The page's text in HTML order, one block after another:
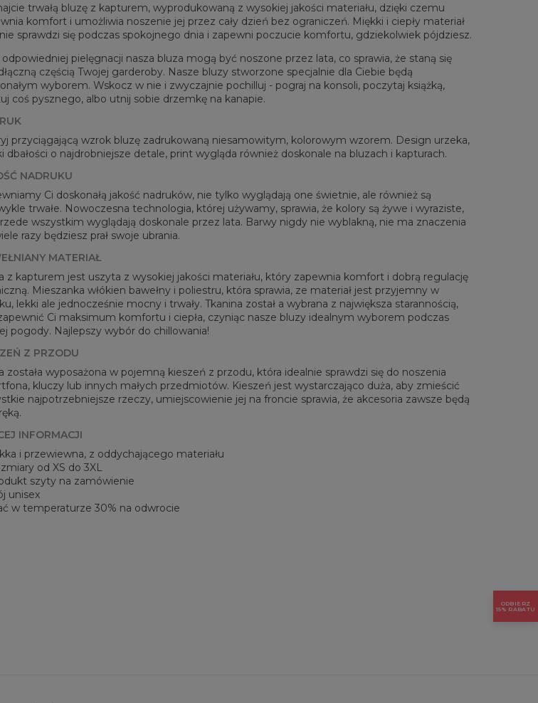
CM
XS S M L XL XXL
A - Długość całkowita
65 67 69 71 73
trwałą bluzę z kapturem, wyprodukowaną z wysokiej jakości materiału, dzięki czemu
komfort i umożliwia noszenie jej przez cały dzień bez ograniczeń. Miękki i ciepły materiał
sprawdzi się podczas spokojnego dnia i zapewni poczucie komfortu, gdziekolwiek pójdziesz.
odpowiedniej pielęgnacji nasza bluza mogą być noszone przez lata, co sprawia, że staną się
częścią Twojej garderoby. Nasze bluzy stworzone specjalnie dla Ciebie będą
wyborem. Wskocz w nie i zwyczajnie pochilluj - pograj na konsoli, poczytaj książką,
coś pysznego, albo utnij sobie drzemkę na kanapie.
przyciągającą wzrok bluzę zadrukowaną niesamowitym, kolorowym wzorem. Design urzeka,
dbałości o najdrobniejsze detale, print wygląda również doskonale na bluzach i kapturach.
NADRUKU
Ci doskonałą jakość nadruków, nie tylko wyglądają one świetnie, ale również są
trwałe. Nowoczesna technologia, której używamy, sprawia, że kolory są żywe i wyraziste,
wszystkim wyglądają doskonale przez lata. Barwy nigdy nie wyblakną, nie ma znaczenia
razy będziesz prał swoje ubrania.
MATERIAŁ
z kapturem jest uszyta z wysokiej jakości materiału, który zapewnia komfort i dobrą regulację
Mieszanka włókien bawełny i poliestru, która sprawia, ze materiał jest przyjemny w
lekki ale jednocześnie mocny i trwały. Tkanina został a wybrana z największa starannością,
Ci maksimum komfortu i ciepła, czyniąc nasze bluzy idealnym wyborem podczas
pogody. Najlepszy wybór do chillowania!
Z PRZODU
została wyposażona w pojemną kieszeń z przodu, która idealnie sprawdzi się do noszenia
kluczy lub innych małych przedmiotów. Kieszeń jest wystarczająco duża, aby zmieścić
najpotrzebniejsze rzeczy, umiejscowienie jej na froncie sprawia, że akcesoria zawsze będą
INFORMACJI
i przewiewna, z oddychającego materiału
od XS do 3XL
szyty na zamówienie
unisex
w temperaturze 30% na odwrocie
ODBIERZ
15% RABATU